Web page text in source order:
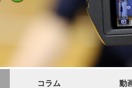
コラム 動